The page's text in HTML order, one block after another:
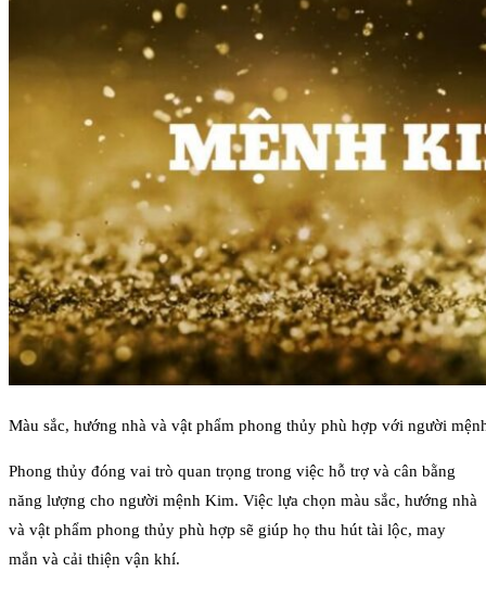
Màu sắc, hướng nhà và vật phẩm phong thủy phù hợp với người
Phong thủy đóng vai trò quan trọng trong việc hỗ trợ và cân bằng
năng lượng cho người mệnh Kim. Việc lựa chọn màu sắc, hướng nhà
và vật phẩm phong thủy phù hợp sẽ giúp họ thu hút tài lộc, may
mắn và cải thiện vận khí.